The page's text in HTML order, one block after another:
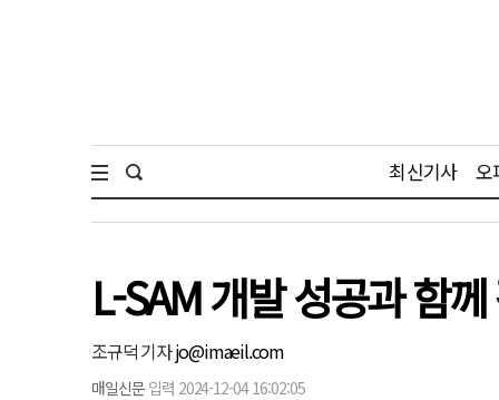
최신기사 오
L-SAM 개발 성공과 함
조규덕 기자jo@imaeil.com
매일신문 입력 2024-12-04 16:02:05